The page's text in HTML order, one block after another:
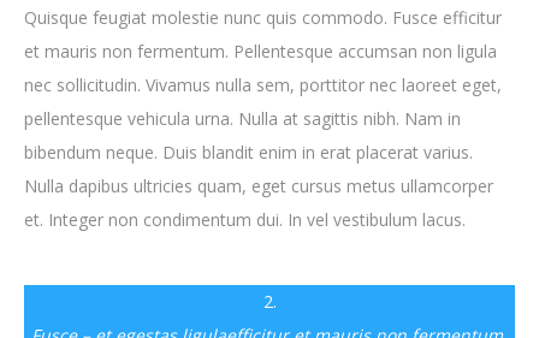
Quisque feugiat molestie nunc quis commodo. Fusce efficitur
et mauris non fermentum. Pellentesque accumsan non ligula
nec sollicitudin. Vivamus nulla sem, porttitor nec laoreet eget,
pellentesque vehicula urna. Nulla at sagittis nibh. Nam in
bibendum neque. Duis blandit enim in erat placerat varius.
Nulla dapibus ultricies quam, eget cursus metus ullamcorper
et. Integer non condimentum dui. In vel vestibulum lacus.
2.